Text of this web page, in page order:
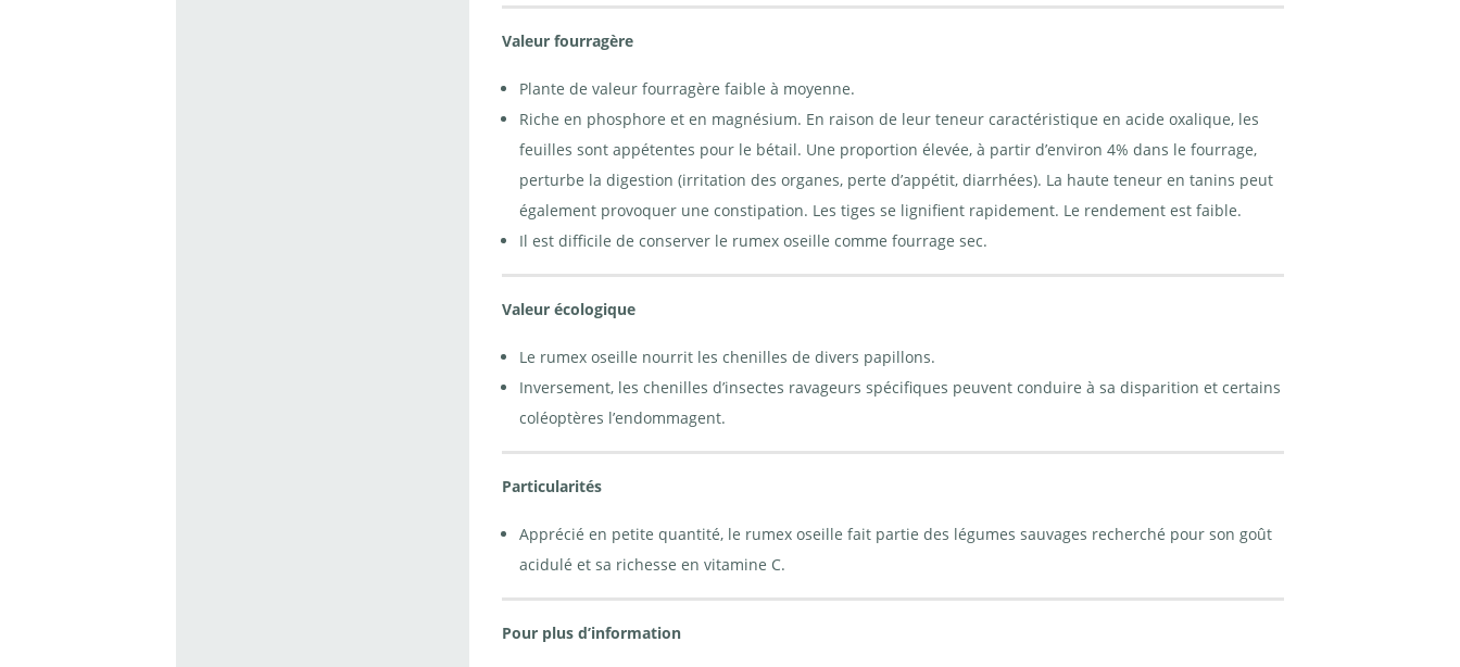
Valeur fourragère
Plante de valeur fourragère faible à moyenne.
Riche en phosphore et en magnésium. En raison de leur teneur caractéristique en acide oxalique, les
feuilles sont appétentes pour le bétail. Une proportion élevée, à partir d’environ 4% dans le fourrage,
perturbe la digestion (irritation des organes, perte d’appétit, diarrhées). La haute teneur en tanins peut
également provoquer une constipation. Les tiges se lignifient rapidement. Le rendement est faible.
Il est difficile de conserver le rumex oseille comme fourrage sec.
Valeur écologique
Le rumex oseille nourrit les chenilles de divers papillons.
Inversement, les chenilles d’insectes ravageurs spécifiques peuvent conduire à sa disparition et certains
coléoptères l’endommagent.
Particularités
Apprécié en petite quantité, le rumex oseille fait partie des légumes sauvages recherché pour son goût
acidulé et sa richesse en vitamine C.
Pour plus d’information